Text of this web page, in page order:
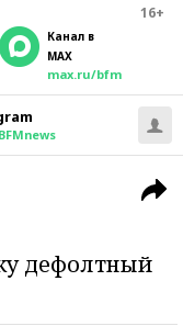
16+
Канал в
MAX
max.ru/bfm
дефолтный